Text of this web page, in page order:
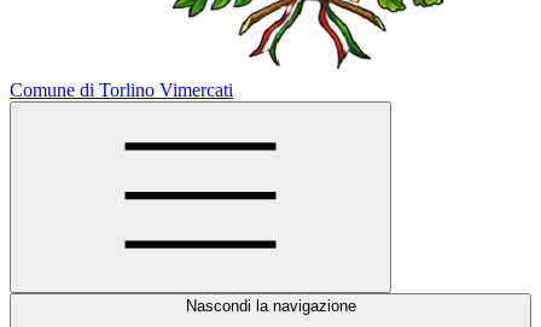
Comune di Torlino Vimercati
Nascondi la navigazione